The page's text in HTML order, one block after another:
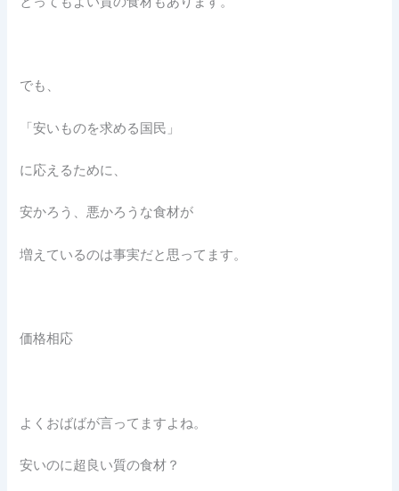
でも、
「安いものを求める国民」
に応えるために、
安かろう、悪かろうな食材が
増えているのは事実だと思ってます。
価格相応
よくおばばが言ってますよね。
安いのに超良い質の食材？